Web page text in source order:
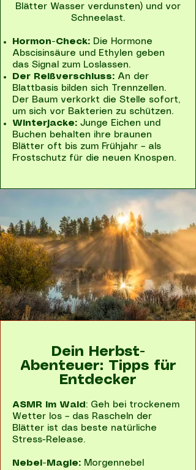
Blätter Wasser verdunsten) und vor
Schneelast.
Hormon-Check: Die Hormone
Abscisinsäure und Ethylen geben
das Signal zum Loslassen.
Der Reißverschluss: An der
Blattbasis bilden sich Trennzellen.
Der Baum verkorkt die Stelle sofort,
um sich vor Bakterien zu schützen.
Winterjacke: Junge Eichen und
Buchen behalten ihre braunen
Blätter oft bis zum Frühjahr – als
Frostschutz für die neuen Knospen.
Dein Herbst-
Abenteuer: Tipps für
Entdecker
ASMR im Wald : Geh bei trockenem
Wetter los – das Rascheln der
Blätter ist das beste natürliche
Stress-Release.
Nebel-Magie: Morgennebel